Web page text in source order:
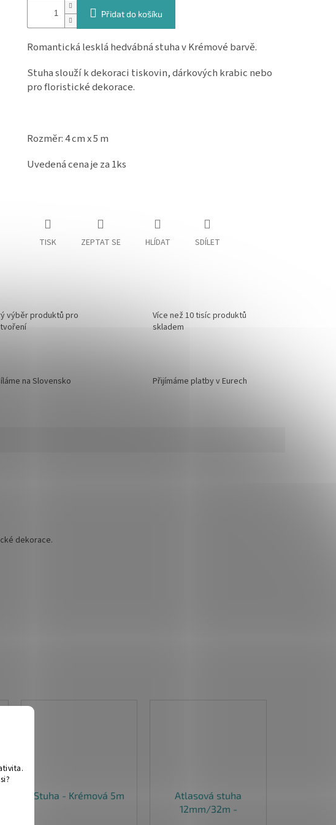
Přidat do košíku
Romantická lesklá hedvábná stuha v Krémové barvě.
Stuha slouží k dekoraci tiskovin, dárkových krabic nebo
pro floristické dekorace.
Rozměr: 4 cm x 5 m
Uvedená cena je za 1ks
TISK ZEPTAT SE HLÍDAT SDÍLET
výběr produktů pro
Více než 10 tisíc produktů
skladem
na Slovensko Přijímáme platby v Eurech
Stuha - Krémová 5m
Atlasová stuha
12mm/32m -
dekorace.